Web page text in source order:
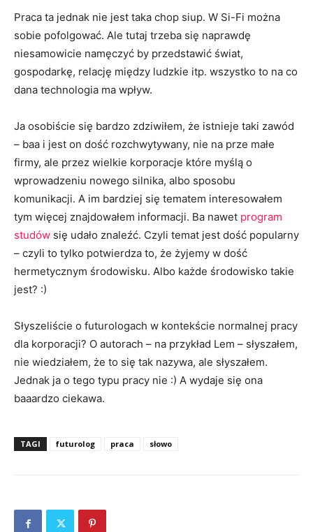
Praca ta jednak nie jest taka chop siup. W Si-Fi można
sobie pofolgować. Ale tutaj trzeba się naprawdę
niesamowicie namęczyć by przedstawić świat,
gospodarkę, relację między ludzkie itp. wszystko to na co
dana technologia ma wpływ.
Ja osobiście się bardzo zdziwiłem, że istnieje taki zawód
– baa i jest on dość rozchwytywany, nie na prze małe
firmy, ale przez wielkie korporacje które myślą o
wprowadzeniu nowego silnika, albo sposobu
komunikacji. A im bardziej się tematem interesowałem
tym więcej znajdowałem informacji. Ba nawet program
studów się udało znaleźć. Czyli temat jest dość popularny
– czyli to tylko potwierdza to, że żyjemy w dość
hermetycznym środowisku. Albo każde środowisko takie
jest? :)
Słyszeliście o futurologach w kontekście normalnej pracy
dla korporacji? O autorach – na przykład Lem – słyszałem,
nie wiedziałem, że to się tak nazywa, ale słyszałem.
Jednak ja o tego typu pracy nie :) A wydaje się ona
baaardzo ciekawa.
TAGI futurolog praca słowo